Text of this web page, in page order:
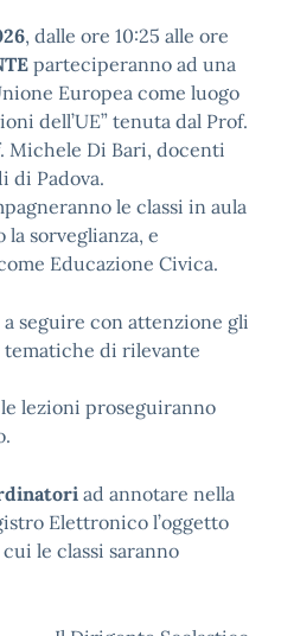
, dalle ore 10:25 alle ore
parteciperanno ad una
Europea come luogo
dell’UE” tenuta dal Prof.
Michele Di Bari, docenti
di Padova.
le classi in aula
sorveglianza, e
Educazione Civica.
seguire con attenzione gli
di rilevante
lezioni proseguiranno
ad annotare nella
Elettronico l’oggetto
le classi saranno